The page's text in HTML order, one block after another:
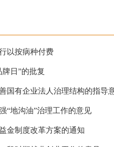
以按病种付费
日”的批复
国有企业法人治理结构的指导
“地沟油”治理工作的意见
金制度改革方案的通知